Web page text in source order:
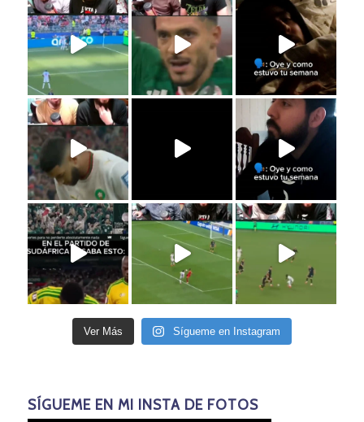
Ver Más Sígueme en Instagram
SÍGUEME EN MI INSTA DE FOTOS